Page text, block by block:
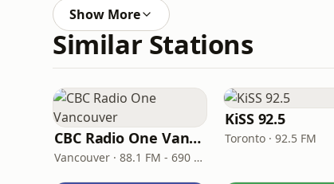
Show More
Similar Stations
CBC Radio One Vancouver
Vancouver · 88.1 FM - 690 AM
KiSS 92.5
Toronto · 92.5 FM